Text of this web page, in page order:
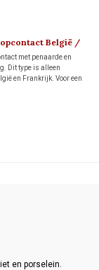
België /
met penaarde en
Dit type is alleen
en Frankrijk. Voor een
montage plaats je het
en porselein.